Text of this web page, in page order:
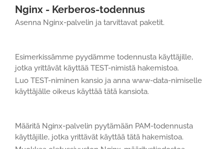
Nginx - Kerberos-todennus
Asenna Nginx-palvelin ja tarvittavat paketit.
Esimerkissämme pyydämme todennusta käyttäjille,
jotka yrittävät käyttää TEST-nimistä hakemistoa.
Luo TEST-niminen kansio ja anna www-data-nimiselle
käyttäjälle oikeus käyttää tätä kansiota.
Määritä Nginx-palvelin pyytämään PAM-todennusta
käyttäjille, jotka yrittävät käyttää tätä hakemistoa.